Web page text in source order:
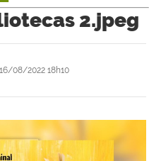
2.jpeg
16/08/2022 18h10